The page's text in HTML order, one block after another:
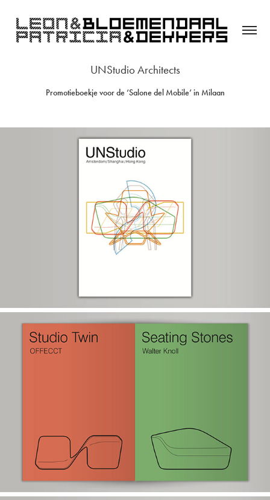
UNStudio Architects
Promotieboekje voor de ‘Salone del Mobile’ in Milaan